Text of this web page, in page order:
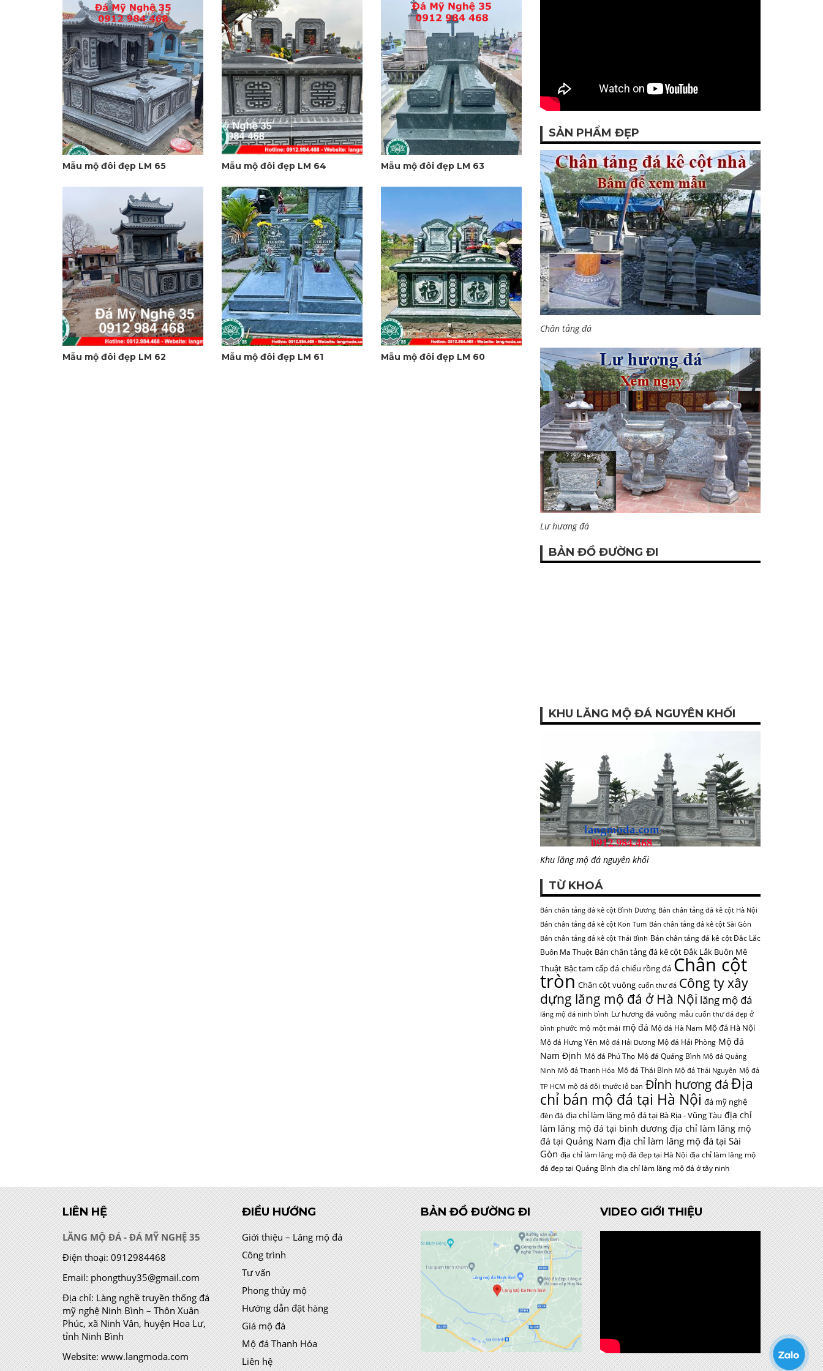
Mẫu mộ đôi đẹp LM 65 Mẫu mộ đôi đẹp LM 64 Mẫu mộ đôi đẹp LM 63
Mẫu mộ đôi đẹp LM 62 Mẫu mộ đôi đẹp LM 61 Mẫu mộ đôi đẹp LM 60
SẢN PHẨM ĐẸP
Chân tảng đá
Lư hương đá
BẢN ĐỒ ĐƯỜNG ĐI
KHU LĂNG MỘ ĐÁ NGUYÊN KHỐI
Khu lăng mộ đá nguyên khối
TỪ KHOÁ
Bán chân tảng đá kê cột Bình Dương Bán chân tảng đá kê cột Hà Nội
Bán chân tảng đá kê cột Kon Tum Bán chân tảng đá kê cột Sài Gòn
Bán chân tảng đá kê cột Thái Bình Bán chân tảng đá kê cột Đắc Lắc
Buôn Ma Thuột Bán chân tảng đá kê cột Đắk Lắk Buôn Mê
Thuật Bậc tam cấp đá chiếu rồng đá Chân cột
tròn Chân cột vuông cuốn thư đá Công ty xây
dựng lăng mộ đá ở Hà Nội lăng mộ đá
lăng mộ đá ninh bình Lư hương đá vuông mẫu cuốn thư đá đẹp ở
bình phước mộ một mái mộ đá Mộ đá Hà Nam Mộ đá Hà Nội
Mộ đá Hưng Yên Mộ đá Hải Dương Mộ đá Hải Phòng Mộ đá
Nam Định Mộ đá Phú Thọ Mộ đá Quảng Bình Mộ đá Quảng
Ninh Mộ đá Thanh Hóa Mộ đá Thái Bình Mộ đá Thái Nguyên Mộ đá
TP HCM mộ đá đôi thước lỗ ban Đỉnh hương đáĐịa
chỉ bán mộ đá tại Hà Nội đá mỹ nghệ
đèn đá địa chỉ làm lăng mộ đá tại Bà Rịa - Vũng Tàu địa chỉ
làm lăng mộ đá tại bình dương địa chỉ làm lăng mộ
đá tại Quảng Nam địa chỉ làm lăng mộ đá tại Sài
Gòn địa chỉ làm lăng mộ đá đẹp tại Hà Nội địa chỉ làm lăng mộ
đá đẹp tại Quảng Bình địa chỉ làm lăng mộ đá ở tây ninh
LIÊN HỆ
LĂNG MỘ ĐÁ - ĐÁ MỸ NGHỆ 35
Điện thoại: 0912984468
Email: phongthuy35@gmail.com
Địa chỉ:Làng nghề truyền thống đá
mỹ nghệ Ninh Bình – Thôn Xuân
Phúc, xã Ninh Vân, huyện Hoa Lư,
tỉnh Ninh Bình
Website: www.langmoda.com
ĐIỀU HƯỚNG
Giới thiệu – Lăng mộ đá
Công trình
Tư vấn
Phong thủy mộ
Hướng dẫn đặt hàng
Giá mộ đá
Mộ đá Thanh Hóa
Liên hệ
BẢN ĐỒ ĐƯỜNG ĐI VIDEO GIỚI THIỆU